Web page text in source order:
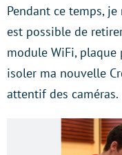
Pendant ce temps,
est possible de
module WiFi,
isoler ma nouvelle
attentif des caméras.